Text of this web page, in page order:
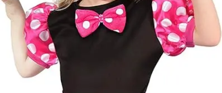
adódó
jelmezcserénél a
postaköltségek a
vevőt terhelik!
Jelmezcserénél
postaköltséget
csak minőségi